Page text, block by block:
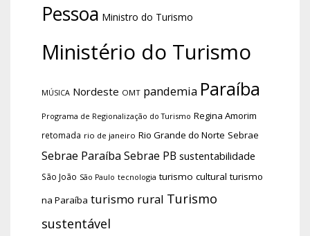
Pessoa Ministro do Turismo
Ministério do Turismo
MÚSICA Nordeste OMT pandemia Paraíba
Programa de Regionalização do Turismo Regina Amorim
retomada rio de janeiro Rio Grande do Norte Sebrae
Sebrae Paraíba Sebrae PB sustentabilidade
São João São Paulo tecnologia turismo cultural turismo
na Paraíba turismo rural Turismo
sustentável